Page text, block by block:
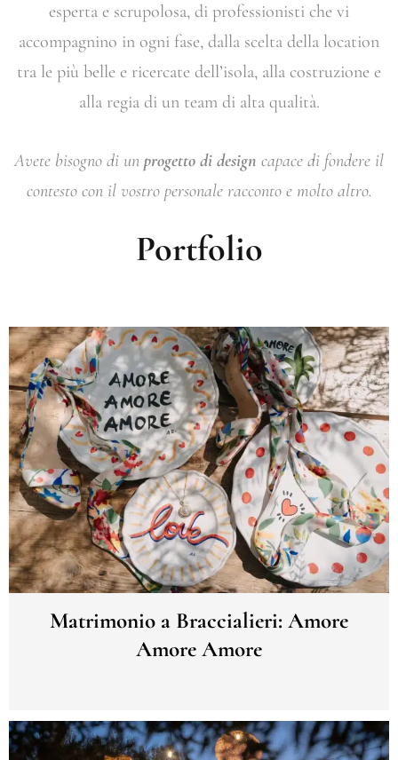
esperta e scrupolosa, di professionisti che vi
accompagnino in ogni fase, dalla scelta della location
tra le più belle e ricercate dell’isola, alla costruzione e
alla regia di un team di alta qualità.
Avete bisogno di un progetto di design capace di fondere il
contesto con il vostro personale racconto e molto altro.
Portfolio
Matrimonio a Braccialieri: Amore
Amore Amore